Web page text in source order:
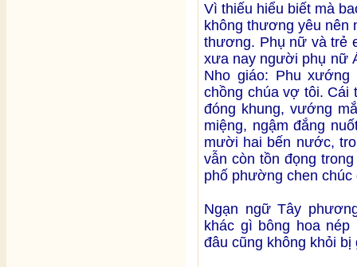
Vì thiếu hiểu biết mà
không thương yêu nên
thương. Phụ nữ và trẻ
xưa nay người phụ nữ
Nho giáo: Phu
chồng chúa vợ tôi. Cái
đóng khung, vướng
miệng, ngậm đắng
mười hai bến nước,
vẫn còn tồn đọng
phố phường chen chúc
Ngạn ngữ Tây
khác gì bông hoa
đâu cũng không khỏi bị